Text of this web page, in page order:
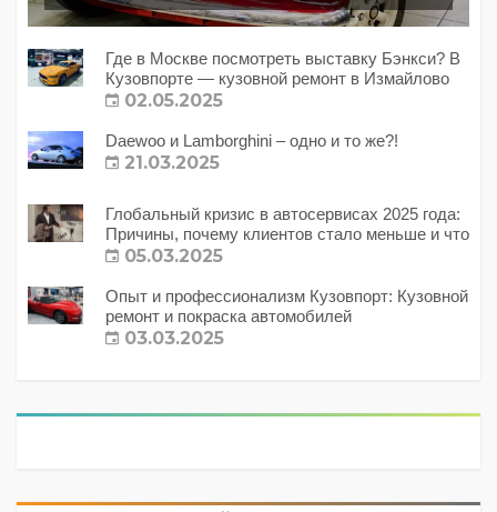
Где в Москве посмотреть выставку Бэнкси? В
Кузовпорте — кузовной ремонт в Измайлово
02.05.2025
Daewoo и Lamborghini – одно и то же?!
21.03.2025
Глобальный кризис в автосервисах 2025 года:
Причины, почему клиентов стало меньше и что
с этим делать?
05.03.2025
Опыт и профессионализм Кузовпорт: Кузовной
ремонт и покраска автомобилей
03.03.2025